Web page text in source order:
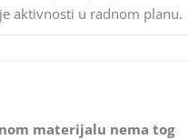
aktivnosti u radnom planu.
materijalu nema tog